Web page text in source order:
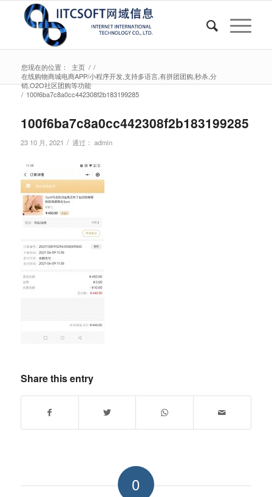
您现在的位置： 主页 / /
在线购物商城电商APP/小程序开发,支持多语言,有拼团团购,秒杀,分
销,O2O社区团购等功能
/ 100f6ba7c8a0cc442308f2b183199285
100f6ba7c8a0cc442308f2b183199285
23 10 月, 2021 / 通过： admin
Share this entry
0